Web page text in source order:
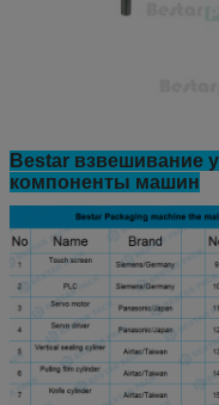
Bestar взвешивание
компоненты машин